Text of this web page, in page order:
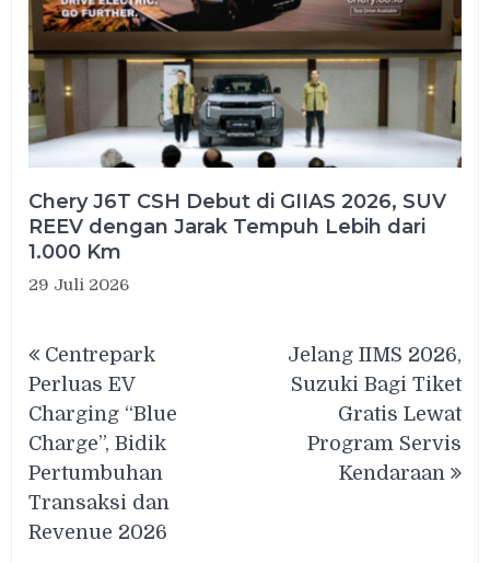
Chery J6T CSH Debut di GIIAS 2026, SUV
REEV dengan Jarak Tempuh Lebih dari
1.000 Km
29 Juli 2026
pos
Centrepark
Perluas EV
Charging “Blue
Charge”, Bidik
Pertumbuhan
Transaksi dan
Revenue 2026
Jelang IIMS 2026,
Suzuki Bagi Tiket
Gratis Lewat
Program Servis
Kendaraan